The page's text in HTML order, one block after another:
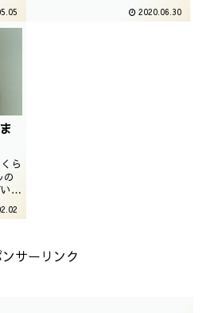
2020.06.30
ら
の
ま
サーリンク